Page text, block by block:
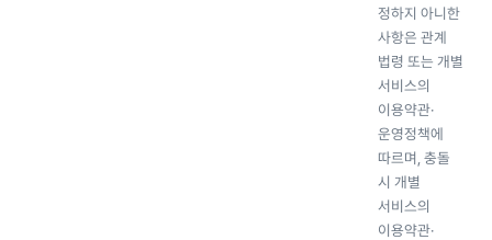
정하지 아니한
사항은 관계
법령 또는 개별
서비스의
이용약관·
운영정책에
따르며, 충돌
시 개별
서비스의
이용약관·